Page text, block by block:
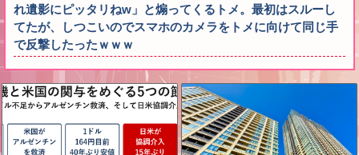
れ遺影にピッタリねw」と煽ってくるトメ。最初はスルーし
てたが、しつこいのでスマホのカメラをトメに向けて同じ手
で反撃したったｗｗｗ